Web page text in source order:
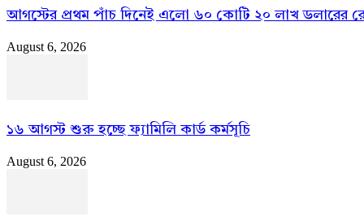
আগস্টের প্রথম পাঁচ দিনেই এলো ৬০ কোটি ২০ লাখ ডলারের
August 6, 2026
১৬ আগস্ট শুরু হচ্ছে ফ্যামিলি কার্ড কর্মসূচি
August 6, 2026